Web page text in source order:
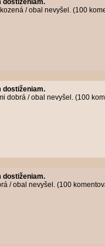
dostiženiam.
/ obal nevyšel. (100
dostiženiam.
dobrá / obal nevyšel. (100
dostiženiam.
/ obal nevyšel. (100